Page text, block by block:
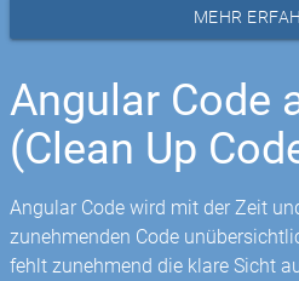
MEHR
Angular Code
(Clean Up
Angular Code wird mit der Zeit
zunehmenden Code
fehlt zunehmend die klare Sicht